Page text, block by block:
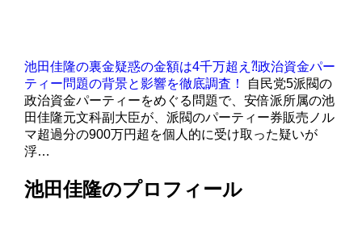
池田佳隆の裏金疑惑の金額は4千万超え⁈政治資金パー
ティー問題の背景と影響を徹底調査！
自民党5派閥の
政治資金パーティーをめぐる問題で、安倍派所属の池
田佳隆元文科副大臣が、派閥のパーティー券販売ノル
マ超過分の900万円超を個人的に受け取った疑いが
浮…
池田佳隆のプロフィール